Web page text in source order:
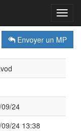
Envoyer un MP
09/24
09/24 13:38